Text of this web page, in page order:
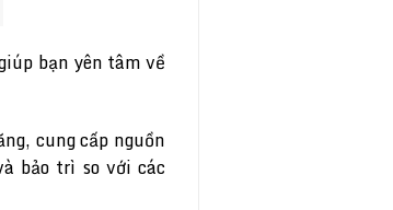
bạn yên tâm về
cung cấp nguồn
bảo trì so với các